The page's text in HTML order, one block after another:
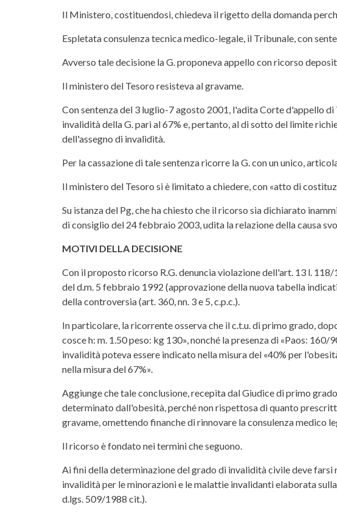
Il Ministero, costituendosi, chiedeva il rigetto della domanda
Espletata consulenza tecnica medico-legale, il Tribunale, con
Avverso tale decisione la G. proponeva appello con ricorso
Il ministero del Tesoro resisteva al gravame.
Con sentenza del 3 luglio-7 agosto 2001, l'adita Corte d'appello
invalidità della G. pari al 67% e, pertanto, al di sotto del limite
dell'assegno di invalidità.
Per la cassazione di tale sentenza ricorre la G. con un unico,
Il ministero del Tesoro si è limitato a chiedere, con «atto di
Su istanza del Pg, che ha chiesto che il ricorso sia dichiarato
di consiglio del 24 febbraio 2003, udita la relazione della causa
MOTIVI DELLA DECISIONE
Con il proposto ricorso R.G. denuncia violazione dell'art. 13 l.
del d.m. 5 febbraio 1992 (approvazione della nuova tabella
della controversia (art. 360, nn. 3 e 5, c.p.c.).
In particolare, la ricorrente osserva che il c.t.u. di primo grado,
cosce h: m. 1.50 peso: kg 130», nonché la presenza di «Paos:
invalidità poteva essere indicato nella misura del «40% per
nella misura del 67%».
Aggiunge che tale conclusione, recepita dal Giudice di primo
determinato dall'obesità, perché non rispettosa di quanto
gravame, omettendo finanche di rinnovare la consulenza medico
Il ricorso è fondato nei termini che seguono.
Ai fini della determinazione del grado di invalidità civile deve
invalidità per le minorazioni e le malattie invalidanti elaborata
d.lgs. 509/1988 cit.).